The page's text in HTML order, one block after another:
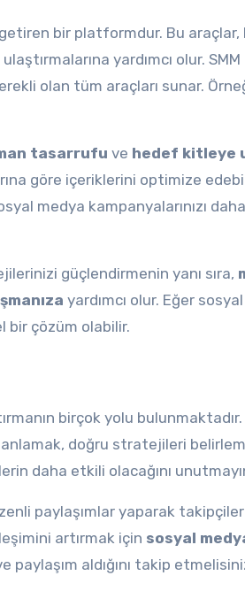
bir platformdur. Bu araçlar,
yardımcı olur.
olan tüm araçları sunar.
tasarrufu ve hedef kitleye
göre içeriklerini optimize
medya kampanyalarınızı
güçlendirmenin yanı sıra,
yardımcı olur. Eğer
bir çözüm olabilir.
birçok yolu
doğru stratejileri
daha etkili olacağını
paylaşımlar yaparak
artırmak için sosyal
aldığını takip